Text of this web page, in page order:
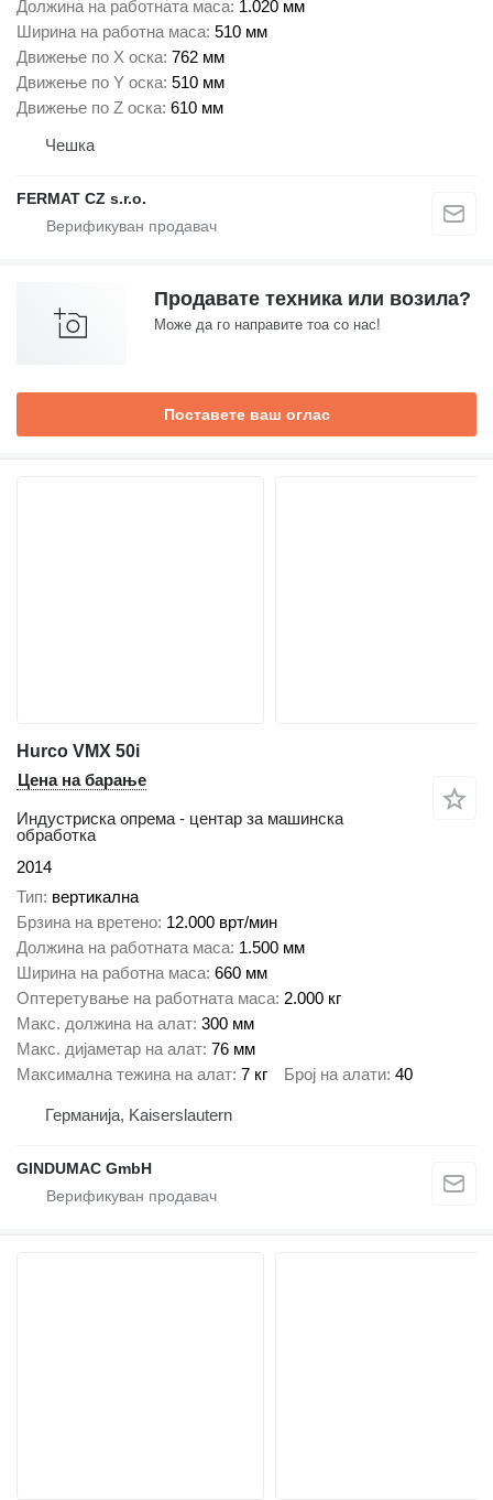
Должина на работната маса 1.020 мм
Ширина на работна маса 510 мм
Движење по Х оска 762 мм
Движење по Y оска 510 мм
Движење по Z оска 610 мм
Чешка
FERMAT CZ s.r.o.
Продавате техника или возила?
Може да го направите тоа со нас!
Поставете ваш оглас
Hurco VMX 50i
Цена на барање
Индустриска опрема - центар за машинска
обработка
2014
Тип вертикална
Брзина на вретено 12.000 врт/мин
Должина на работната маса 1.500 мм
Ширина на работна маса 660 мм
Оптеретување на работната маса 2.000 кг
Макс. должина на алат 300 мм
Макс. дијаметар на алат 76 мм
Максимална тежина на алат 7 кг Број на алати 40
Германија, Kaiserslautern
GINDUMAC GmbH